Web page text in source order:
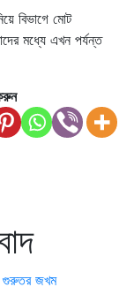
বিভাগে মোট
মধ্যে এখন পর্যন্ত
গুরুতর জখম